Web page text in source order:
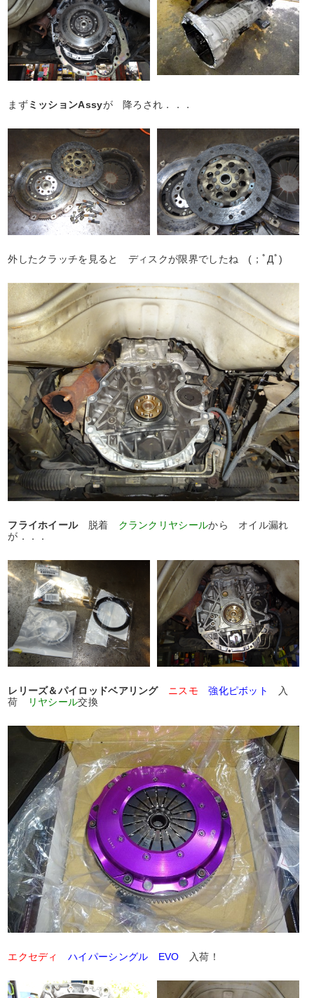
まずミッションAssyが 降ろされ．．．
外したクラッチを見ると ディスクが限界でしたね (；ﾟДﾟ)
フライホイール脱着 クランクリヤシールから オイル漏れ
が．．．
レリーズ＆パイロッドベアリング ニスモ 強化ピボット
入
荷
リヤシール交換
エクセディ ハイパーシングル EVO 入荷！